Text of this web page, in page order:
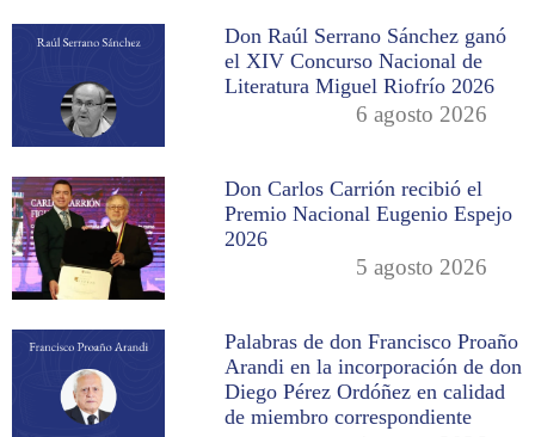
Don Raúl Serrano Sánchez ganó
el XIV Concurso Nacional de
Literatura Miguel Riofrío 2026
6 agosto 2026
Don Carlos Carrión recibió el
Premio Nacional Eugenio Espejo
2026
5 agosto 2026
Palabras de don Francisco Proaño
Arandi en la incorporación de don
Diego Pérez Ordóñez en calidad
de miembro correspondiente